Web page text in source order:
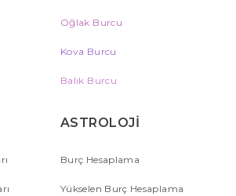
Oğlak Burcu
Kova Burcu
Balık Burcu
ASTROLOJİ
Burç Hesaplama
Yükselen Burç Hesaplama